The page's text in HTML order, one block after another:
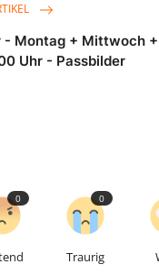
- Montag + Mittwoch
Uhr - Passbilder
0
Traurig
0